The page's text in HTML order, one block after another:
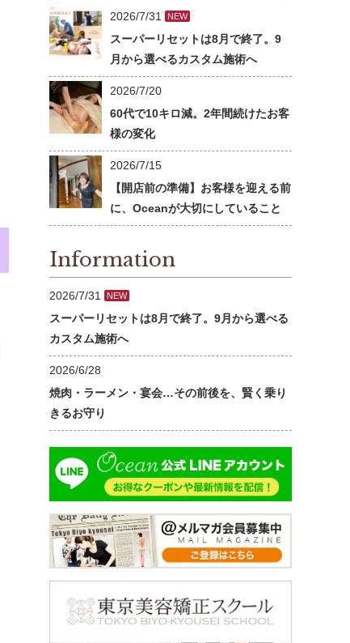
2026/7/31 NEW
スーパーリセットは8月で終了。9
月から選べるカスタム施術へ
2026/7/20
60代で10キロ減。2年間続けたお客
様の変化
2026/7/15
【開店前の準備】お客様を迎える前
に、Oceanが大切にしていること
Information
2026/7/31 NEW
スーパーリセットは8月で終了。9月から選べる
カスタム施術へ
2026/6/28
焼肉・ラーメン・宴会…その前後を、賢く乗り
きるお守り